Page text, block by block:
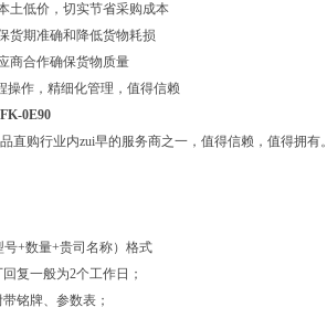
土低价，切实节省采购成本
货期准确和降低货物耗损
商合作确保货物质量
操作，精细化管理，值得信赖
0E90
直购行业内zui早的服务商之一，值得信赖，值得拥有。
+数量+贵司名称）格式
复一般为2个工作日；
铭牌、参数表；